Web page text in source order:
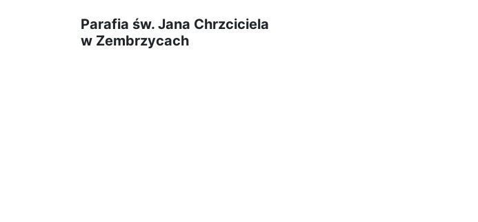
Parafia św. Jana Chrzciciela
w Zembrzycach